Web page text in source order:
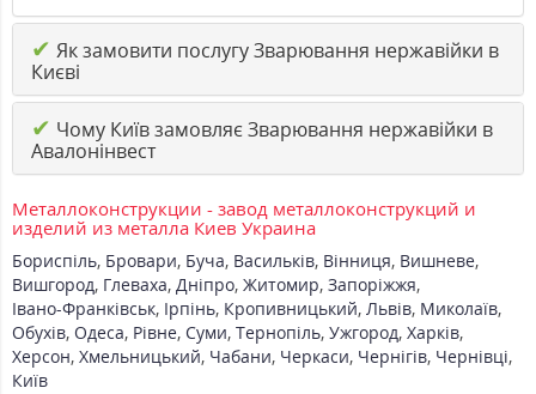
✔ Як замовити послугу Зварювання нержавійки в
Києві
✔ Чому Київ замовляє Зварювання нержавійки в
Авалонінвест
Металлоконструкции - завод металлоконструкций и
изделий из металла Киев Украина
Бориспіль, Бровари, Буча, Васильків, Вінниця, Вишневе,
Вишгород, Глеваха, Дніпро, Житомир, Запоріжжя,
Івано-Франківськ, Ірпінь, Кропивницький, Львів, Миколаїв,
Обухів, Одеса, Рівне, Суми, Тернопіль, Ужгород, Харків,
Херсон, Хмельницький, Чабани, Черкаси, Чернігів, Чернівці,
Київ